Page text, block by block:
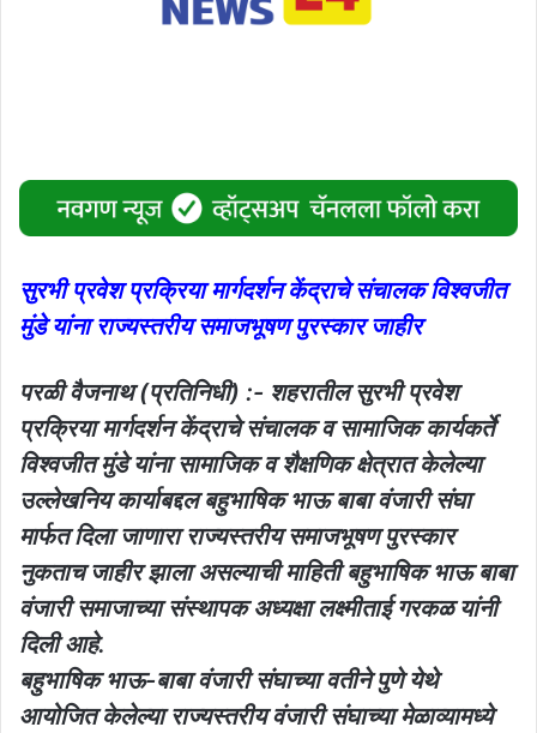
सुरभी प्रवेश प्रक्रिया मार्गदर्शन केंद्राचे संचालक विश्वजीत
मुंडे यांना राज्यस्तरीय समाजभूषण पुरस्कार जाहीर
परळी वैजनाथ (प्रतिनिधी) :- शहरातील सुरभी प्रवेश
प्रक्रिया मार्गदर्शन केंद्राचे संचालक व सामाजिक कार्यकर्ते
विश्वजीत मुंडे यांना सामाजिक व शैक्षणिक क्षेत्रात केलेल्या
उल्लेखनिय कार्याबद्दल बहुभाषिक भाऊ बाबा वंजारी संघा
मार्फत दिला जाणारा राज्यस्तरीय समाजभूषण पुरस्कार
नुकताच जाहीर झाला असल्याची माहिती बहुभाषिक भाऊ बाबा
वंजारी समाजाच्या संस्थापक अध्यक्षा लक्ष्मीताई गरकळ यांनी
दिली आहे.
बहुभाषिक भाऊ-बाबा वंजारी संघाच्या वतीने पुणे येथे
आयोजित केलेल्या राज्यस्तरीय वंजारी संघाच्या मेळाव्यामध्ये